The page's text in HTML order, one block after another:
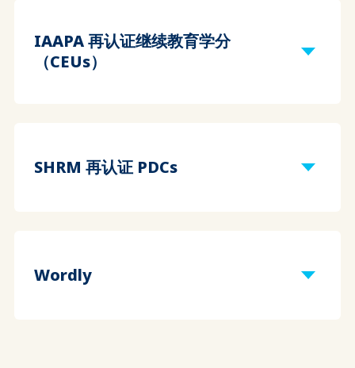
IAAPA 再认证继续教育学分
（CEUs）
SHRM 再认证 PDCs
Wordly